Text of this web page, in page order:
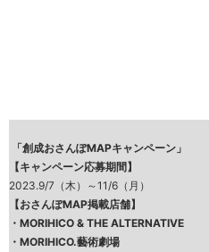
「創成おさんぽMAPキャンペーン」
【キャンペーン応募期間】
2023.9/7（木）～11/6（月）
【おさんぽMAP掲載店舗】
・ MORIHICO & THE ALTERNATIVE
・ MORIHICO.藝術劇場